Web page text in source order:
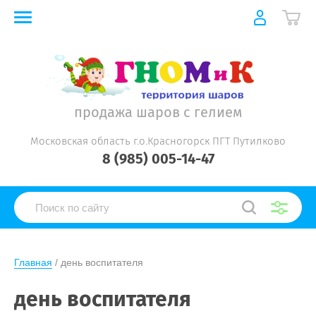
продажа шаров с гелием
Московская область г.о.Красногорск ПГТ Путилково
8 (985) 005-14-47
Главная / день воспитателя
день воспитателя